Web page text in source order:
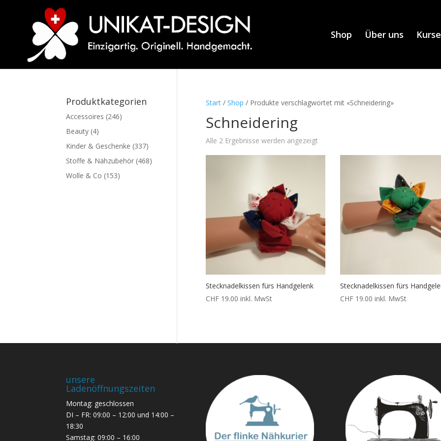
Shop Über uns Kurse
Start/ Shop / Produkte verschlagwortet mit «Schneidering»
Schneidering
Alle 2 Ergebnisse werden angezeigt
Stecknadelkissen fürs Handgelenk
CHF19.00 inkl. MwSt
Stecknadelkissen fürs
CHF 19.00 inkl. MwSt
Produktkategorien
Accessoires (246)
Beauty (4)
Kinder & Geschenke (337)
Stoffe & Nähzubehör (468)
Wolle & Co (153)
unsere
Ladenöffnungszeiten
Montag: geschlossen
DI – FR: 09:00 – 12:00 und 14:00 –
18:30
Samstag: 09:00 – 16:00